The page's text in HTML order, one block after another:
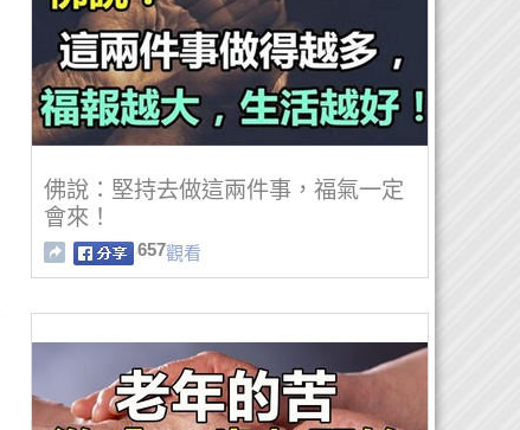
佛說：堅持去做這兩件事，福氣一定
會來！
657觀看